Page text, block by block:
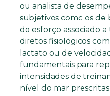
ou analista de
subjetivos como os de
do esforço associado
diretos fisiológicos
lactato ou de
fundamentais para
intensidades de
nível do mar